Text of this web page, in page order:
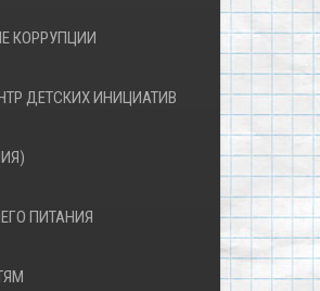
КОРРУПЦИИ
ДЕТСКИХ ИНИЦИАТИВ
ПИТАНИЯ